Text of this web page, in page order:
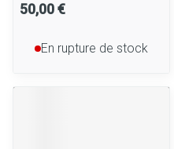
50,00 €
En rupture de stock